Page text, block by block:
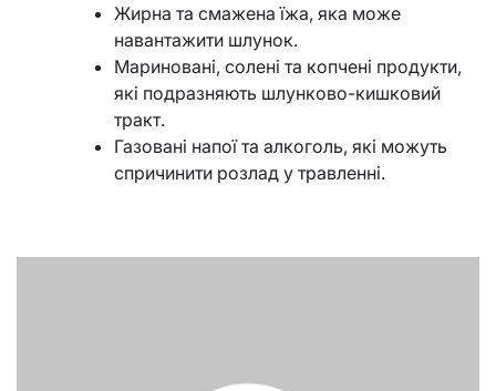
Жирна та смажена їжа, яка може
навантажити шлунок.
Мариновані, солені та копчені продукти,
які подразняють шлунково-кишковий
тракт.
Газовані напої та алкоголь, які можуть
спричинити розлад у травленні.